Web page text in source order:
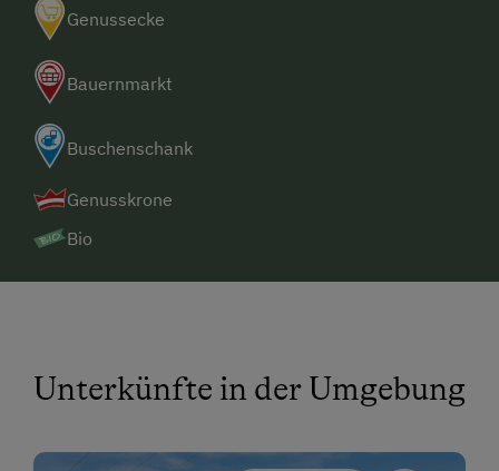
Genussecke
Bauernmarkt
Buschenschank
Genusskrone
Bio
Unterkünfte in der Umgebung